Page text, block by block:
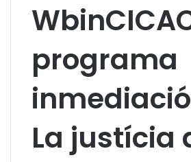
programa
La justícia